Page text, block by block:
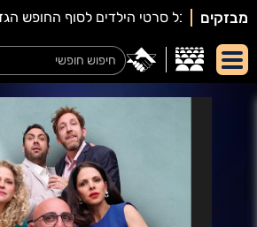
מבזקים
תיאור
המופע: